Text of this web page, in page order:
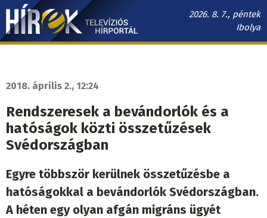
Ugrás
tartalomra
2026. 8. 7., péntek
Ibolya
Hírek.sk
navigáció
2018. április 2., 12:24
Rendszeresek a bevándorlók és a
hatóságok közti összetűzések
Svédországban
Egyre többször kerülnek összetűzésbe a
hatóságokkal a bevándorlók Svédországban.
A héten egy olyan afgán migráns ügyét